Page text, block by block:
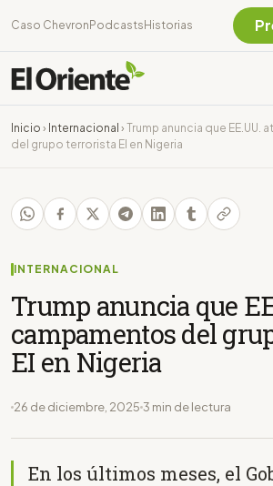
Caso Chevron Podcasts Historias
Inicio › Internacional › Trump anuncia que
del grupo terrorista EI en Nigeria
INTERNACIONAL
Trump anuncia que
campamentos del
EI en Nigeria
26 de diciembre, 2025 3 min de lectura
En los últimos meses, el